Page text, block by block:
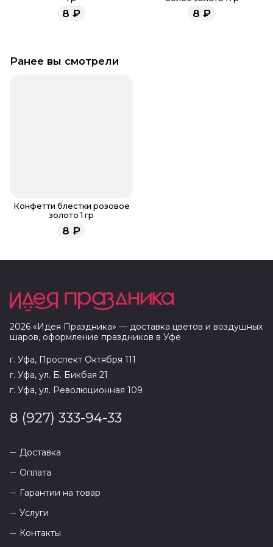
8 ₽ 8 ₽
Ранее вы смотрели
Конфетти блестки розовое
золото 1 гр
8 ₽
2026 «Идея Праздника» — доставка цветов и воздушных
шаров, оформление праздников в Уфе
г. Уфа, Проспект Октября 111
г. Уфа, ул. Б. Бикбая 21
г. Уфа, ул. Революционная 109
8 (927) 333-94-33
Доставка
Оплата
Гарантии на товар
Услуги
Контакты